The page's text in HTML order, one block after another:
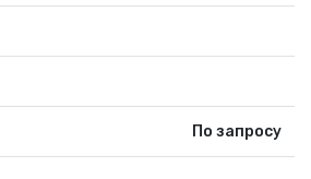
По запросу